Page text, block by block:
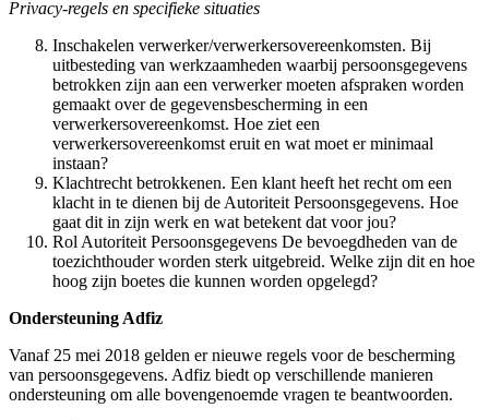
Privacy-regels en specifieke situaties
Inschakelen verwerker/verwerkersovereenkomsten. Bij
uitbesteding van werkzaamheden waarbij persoonsgegevens
betrokken zijn aan een verwerker moeten afspraken worden
gemaakt over de gegevensbescherming in een
verwerkersovereenkomst. Hoe ziet een
verwerkersovereenkomst eruit en wat moet er minimaal
instaan?
Klachtrecht betrokkenen. Een klant heeft het recht om een
klacht in te dienen bij de Autoriteit Persoonsgegevens. Hoe
gaat dit in zijn werk en wat betekent dat voor jou?
Rol Autoriteit Persoonsgegevens De bevoegdheden van de
toezichthouder worden sterk uitgebreid. Welke zijn dit en hoe
hoog zijn boetes die kunnen worden opgelegd?
Ondersteuning Adfiz
Vanaf 25 mei 2018 gelden er nieuwe regels voor de bescherming
van persoonsgegevens. Adfiz biedt op verschillende manieren
ondersteuning om alle bovengenoemde vragen te beantwoorden.